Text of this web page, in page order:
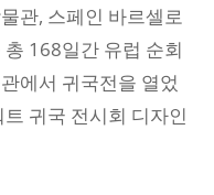
관, 스페인 바르셀로
168일간 유럽 순회
에서 귀국전을 열었
귀국 전시회 디자인